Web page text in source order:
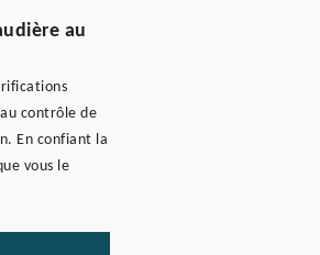
au
contrôle de
En confiant la
vous le